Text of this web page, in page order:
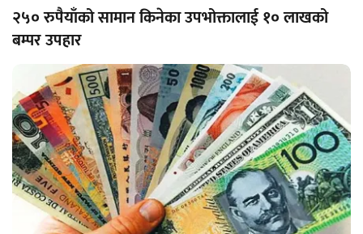
२५० रुपैयाँको सामान किनेका उपभोक्तालाई १० लाखको
बम्पर उपहार